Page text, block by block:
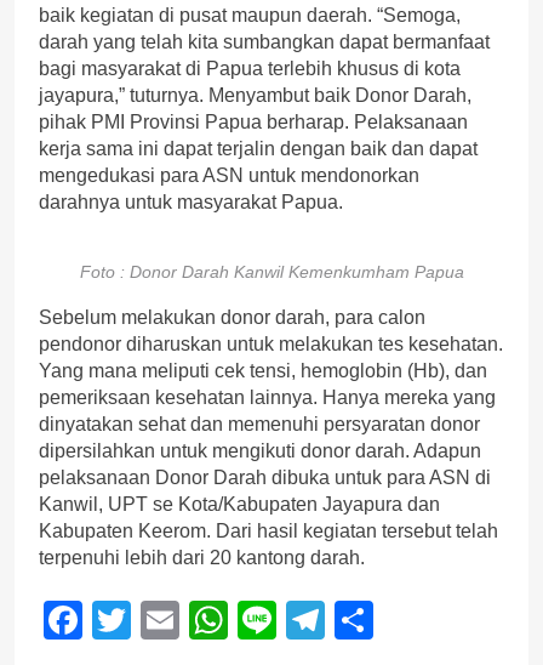
baik kegiatan di pusat maupun daerah. “Semoga,
darah yang telah kita sumbangkan dapat bermanfaat
bagi masyarakat di Papua terlebih khusus di kota
jayapura,” tuturnya. Menyambut baik Donor Darah,
pihak PMI Provinsi Papua berharap. Pelaksanaan
kerja sama ini dapat terjalin dengan baik dan dapat
mengedukasi para ASN untuk mendonorkan
darahnya untuk masyarakat Papua.
Foto : Donor Darah Kanwil Kemenkumham Papua
Sebelum melakukan donor darah, para calon
pendonor diharuskan untuk melakukan tes kesehatan.
Yang mana meliputi cek tensi, hemoglobin (Hb), dan
pemeriksaan kesehatan lainnya. Hanya mereka yang
dinyatakan sehat dan memenuhi persyaratan donor
dipersilahkan untuk mengikuti donor darah. Adapun
pelaksanaan Donor Darah dibuka untuk para ASN di
Kanwil, UPT se Kota/Kabupaten Jayapura dan
Kabupaten Keerom. Dari hasil kegiatan tersebut telah
terpenuhi lebih dari 20 kantong darah.
Facebook
Twitter
EmailWhatsApp
LineTelegram